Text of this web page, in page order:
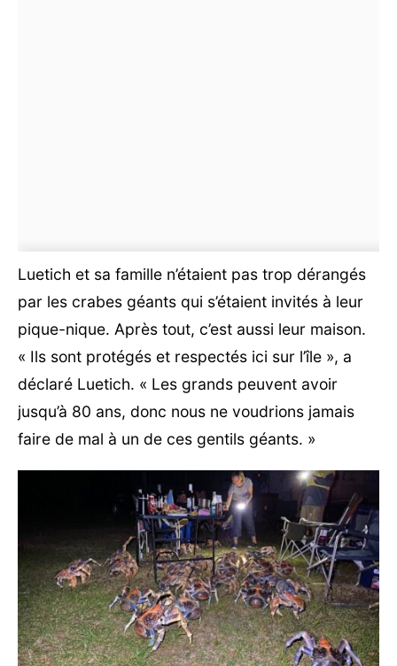
Luetich et sa famille n’étaient pas trop dérangés
par les crabes géants qui s’étaient invités à leur
pique-nique. Après tout, c’est aussi leur maison.
« Ils sont protégés et respectés ici sur l’île », a
déclaré Luetich. « Les grands peuvent avoir
jusqu’à 80 ans, donc nous ne voudrions jamais
faire de mal à un de ces gentils géants. »